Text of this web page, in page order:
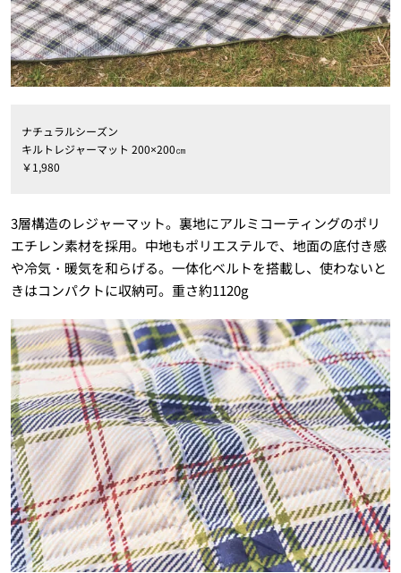
ナチュラルシーズン
キルトレジャーマット 200×200㎝
￥1,980
3層構造のレジャーマット。裏地にアルミコーティングのポリ
エチレン素材を採用。中地もポリエステルで、地面の底付き感
や冷気・暖気を和らげる。一体化ベルトを搭載し、使わないと
きはコンパクトに収納可。重さ約1120g